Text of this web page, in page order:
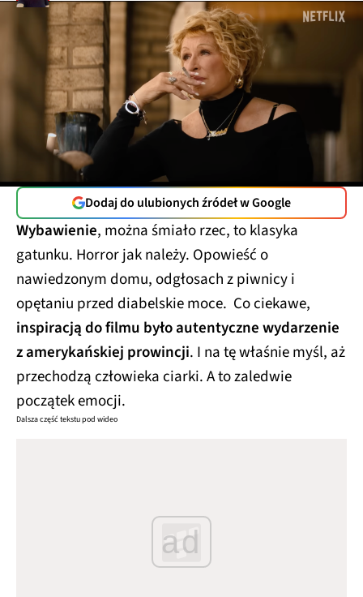
Dodaj do ulubionych źródeł w Google
Wybawienie, można śmiało rzec, to klasyka
gatunku. Horror jak należy. Opowieść o
nawiedzonym domu, odgłosach z piwnicy i
opętaniu przed diabelskie moce. Co ciekawe,
inspiracją do filmu było autentyczne wydarzenie
z amerykańskiej prowincji. I na tę właśnie myśl, aż
przechodzą człowieka ciarki. A to zaledwie
początek emocji.
Dalsza część tekstu pod wideo
ad